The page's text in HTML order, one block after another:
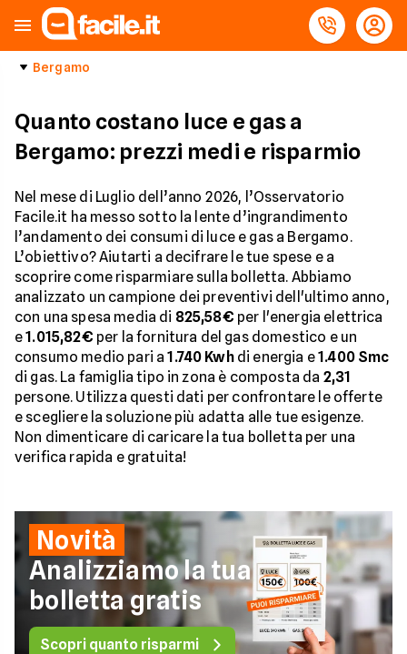
Bergamo
Quanto costano luce e gas a
Bergamo: prezzi medi e risparmio
Nel mese di Luglio dell’anno 2026, l’Osservatorio
Facile.it ha messo sotto la lente d’ingrandimento
l’andamento dei consumi di luce e gas a Bergamo.
L’obiettivo? Aiutarti a decifrare le tue spese e a
scoprire come risparmiare sulla bolletta. Abbiamo
analizzato un campione dei preventivi dell'ultimo anno,
con una spesa media di 825,58€ per l'energia elettrica
e1.015,82€ per la fornitura del gas domestico e un
consumo medio pari a1.740 Kwhdi energia e1.400 Smc
di gas. La famiglia tipo in zona è composta da 2,31
persone. Utilizza questi dati per confrontare le offerte
e scegliere la soluzione più adatta alle tue esigenze.
Non dimenticare di caricare la tua bolletta per una
verifica rapida e gratuita!
Novità
Analizziamo la tua
bolletta gratis
Scopri quanto risparmi